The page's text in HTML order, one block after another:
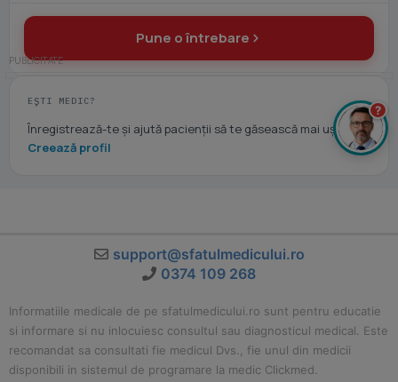
Pune o întrebare
EȘTI MEDIC?
Înregistrează-te și ajută pacienții să te găsească mai ușor.
Creează profil
support@sfatulmedicului.ro
0374 109 268
Informatiile medicale de pe sfatulmedicului.ro sunt pentru educatie
si informare si nu inlocuiesc consultul sau diagnosticul medical. Este
recomandat sa consultati fie medicul Dvs., fie unul din medicii
disponibili in sistemul de programare la medic Clickmed.
?